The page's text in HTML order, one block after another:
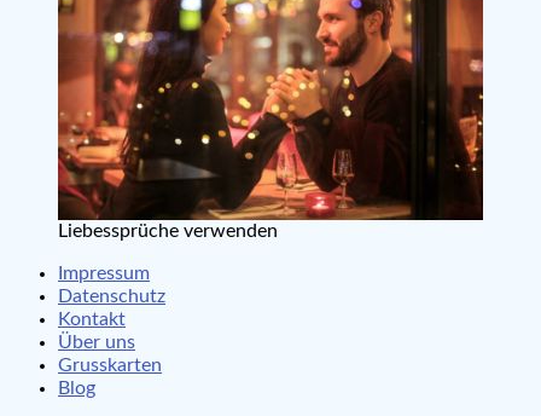
Liebessprüche verwenden
Impressum
Datenschutz
Kontakt
Über uns
Grusskarten
Blog